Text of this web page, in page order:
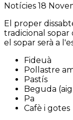
Notícies 18
El proper
tradicional
el sopar serà a
Fideuà
Pollastre
Pastís
Beguda
Pa
Cafè i gotes